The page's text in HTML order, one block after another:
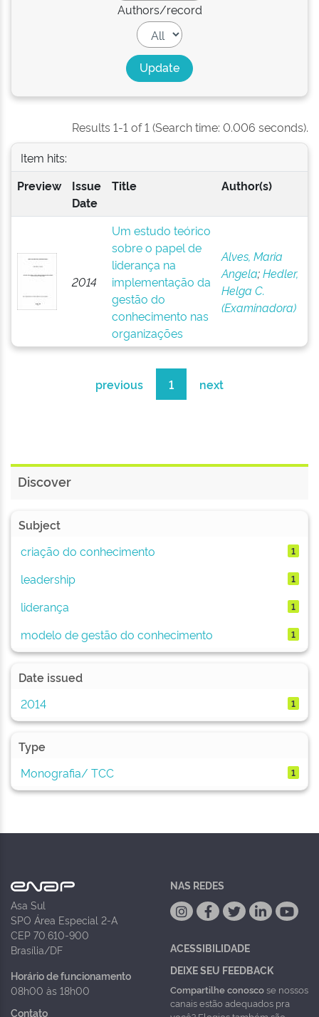
Authors/record
Results 1-1 of 1 (Search time: 0.006 seconds).
Item hits:
Preview
Issue
Date
Title Author(s)
2014
Um estudo teórico
sobre o papel de
liderança na
implementação da
gestão do
conhecimento nas
organizações
Alves, Maria
Angela;Hedler,
Helga C.
(Examinadora)
previous 1 next
Discover
Subject
criação do conhecimento
1
leadership 1
liderança 1
modelo de gestão do conhecimento 1
Date issued
2014
1
Type
Monografia/ TCC
1
Asa Sul
SPO Área Especial 2-A
CEP 70.610-900
Brasília/DF
Horário de funcionamento
08h00 às 18h00
Contato
NAS REDES
ACESSIBILIDADE
DEIXE SEU FEEDBACK
Compartilhe conoscose nossos
canais estão adequados pra